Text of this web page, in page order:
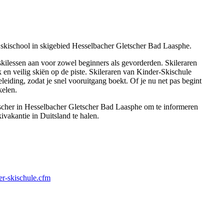
in skigebied Hesselbacher Gletscher Bad Laasphe.
aan voor zowel beginners als gevorderden. Skileraren
veilig skiën op de piste. Skileraren van Kinder-Skischule
zodat je snel vooruitgang boekt. Of je nu net pas begint
in Hesselbacher Gletscher Bad Laasphe om te informeren
in Duitsland te halen.
skischule.cfm